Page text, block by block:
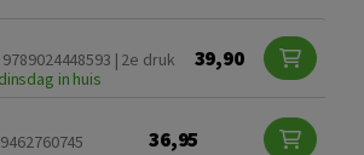
| 2e druk
in huis
39,90
36,95